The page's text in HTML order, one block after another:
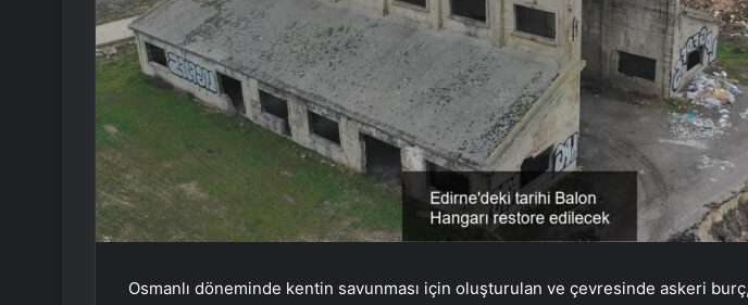
Osmanlı döneminde kentin savunması için oluşturulan ve çevresinde askeri